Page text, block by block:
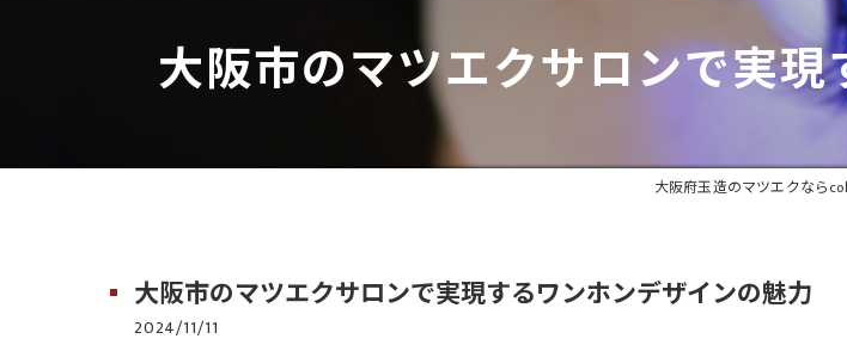
colette. 玉造大阪市のマツエクサロンで実
大阪府玉造のマツエクなら
大阪市のマツエクサロンで実現するワンホンデザインの魅力
2024/11/11